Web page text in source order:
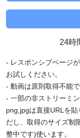
24時
- レスポンシブページ
お試しください。
- 動画は原則取得不能で
- 一部の非ストリーミ
png,jpgは直接URLを
だし、取得のサイズ制
整中です)使います。